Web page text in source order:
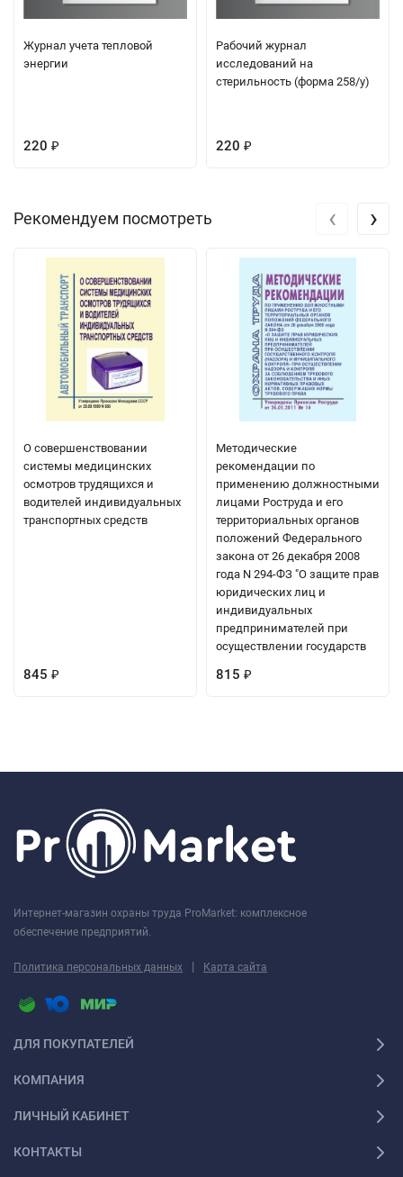
Журнал учета тепловой
энергии
220 ₽
Рабочий журнал
исследований на
стерильность (форма 258/у)
220 ₽
Рекомендуем посмотреть
О совершенствовании
системы медицинских
осмотров трудящихся и
водителей индивидуальных
транспортных средств
845 ₽
Методические
рекомендации по
применению должностными
лицами Роструда и его
территориальных органов
положений Федерального
закона от 26 декабря 2008
года N 294-ФЗ "О защите прав
юридических лиц и
индивидуальных
предпринимателей при
осуществлении государств
815 ₽
‹ ›
Интернет-магазин охраны труда ProMarket: комплексное
обеспечение предприятий.
Политика персональных данных | Карта сайта
ДЛЯ ПОКУПАТЕЛЕЙ
КОМПАНИЯ
ЛИЧНЫЙ КАБИНЕТ
КОНТАКТЫ